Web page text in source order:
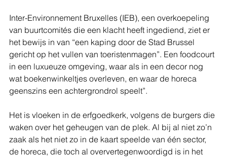
Inter-Environnement Bruxelles (IEB), een overkoepeling
van buurtcomités die een klacht heeft ingediend, ziet er
het bewijs in van “een kaping door de Stad Brussel
gericht op het vullen van toeristenmagen”. Een foodcourt
in een luxueuze omgeving, waar als in een decor nog
wat boekenwinkeltjes overleven, en waar de horeca
geenszins een achtergrondrol speelt”.
Het is vloeken in de erfgoedkerk, volgens de burgers die
waken over het geheugen van de plek. Al bij al niet zo’n
zaak als het niet zo in de kaart speelde van één sector,
de horeca, die toch al oververtegenwoordigd is in het